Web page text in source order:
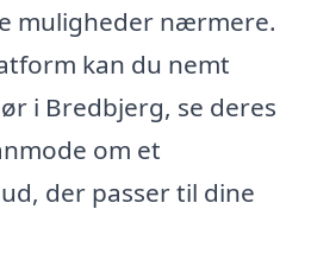
muligheder nærmere.
kan du nemt
i Bredbjerg, se deres
om et
der passer til dine